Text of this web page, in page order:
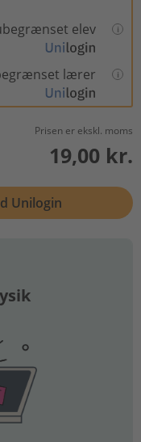
elev
lærer
Prisen er ekskl. moms
19,00 kr.
Unilogin